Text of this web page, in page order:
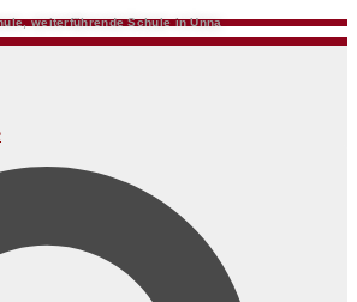
weiterführende Schule in Unna